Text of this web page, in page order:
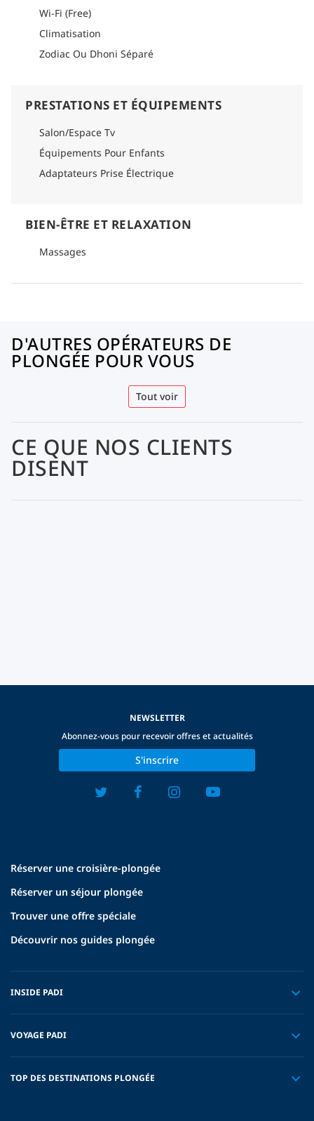
Wi-Fi (Free)
Climatisation
Zodiac Ou Dhoni Séparé
PRESTATIONS ET ÉQUIPEMENTS
Salon/Espace Tv
Équipements Pour Enfants
Adaptateurs Prise Électrique
BIEN-ÊTRE ET RELAXATION
Massages
D'AUTRES OPÉRATEURS DE
PLONGÉE POUR VOUS
Tout voir
CE QUE NOS CLIENTS
DISENT
Réserver une croisière-plongée
Réserver un séjour plongée
Trouver une offre spéciale
Découvrir nos guides plongée
INSIDE PADI
VOYAGE PADI
TOP DES DESTINATIONS PLONGÉE
NEWSLETTER
Abonnez-vous pour recevoir offres et actualités
S'inscrire